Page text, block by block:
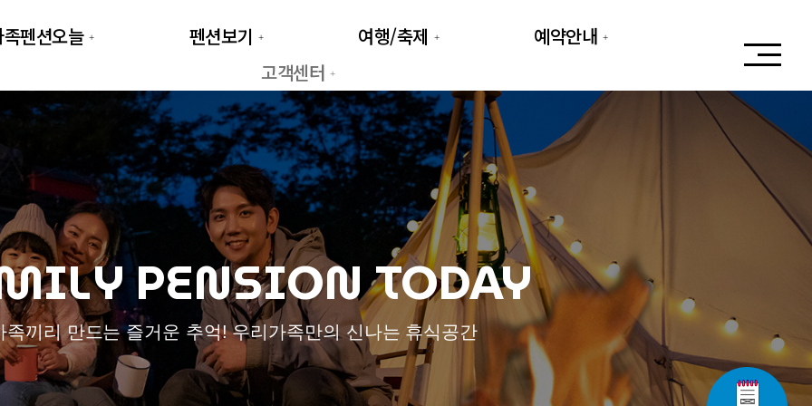
펜션오늘 펜션보기 여행/축제
예약안내
고객센터
PENSION TODAY
족끼리 만드는 즐거운 추억! 우리가족만의 신나는 휴식공간